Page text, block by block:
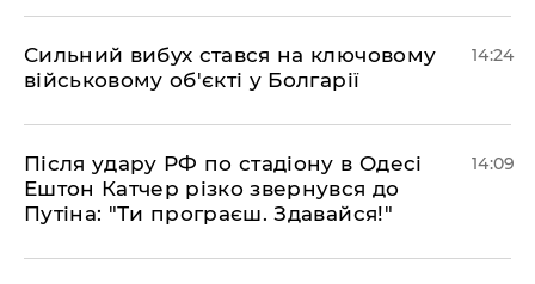
Сильний вибух стався на ключовому
військовому об'єкті у Болгарії
14:24
Після удару РФ по стадіону в Одесі
Ештон Катчер різко звернувся до
Путіна: "Ти програєш. Здавайся!"
14:09